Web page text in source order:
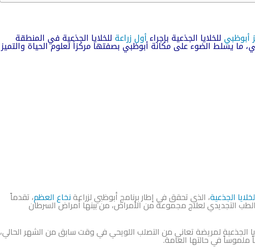
أبوظبي للخلايا الجذعية بإجراءأول زراعة للخلايا الجذعية في المنطقة
ما يسلط الضوء على مكانة أبوظبي بصفتها مركزاً لعلوم الحياة والتميز
الجذعية، الذي تحقق في إطار برنامج أبوظبي لزراعةنخاع العظم، تقدماً
التجديدي لعلاج مجموعة من الأمراض، من بينها أمراض السرطان
الجذعية لمريضة تعاني من التصلب اللويحي في وقت سابق من الشهر الحالي،
في حالتها العامة.